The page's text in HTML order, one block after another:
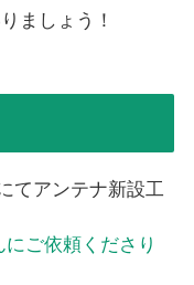
ましょう！
てアンテナ新設工
ご依頼くださり